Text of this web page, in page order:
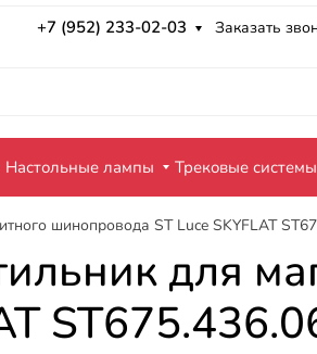
+7 (952) 233-02-03 Заказать
Настольные лампы Трековые системы
шинопровода ST Luce SKYFLAT
для